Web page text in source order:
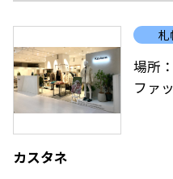
す。履き易いからと言っ
ではなくて、シーンに合
サイズは22.0cm～
し、定番ものからトレン
札
場所
ファ
カスタネ